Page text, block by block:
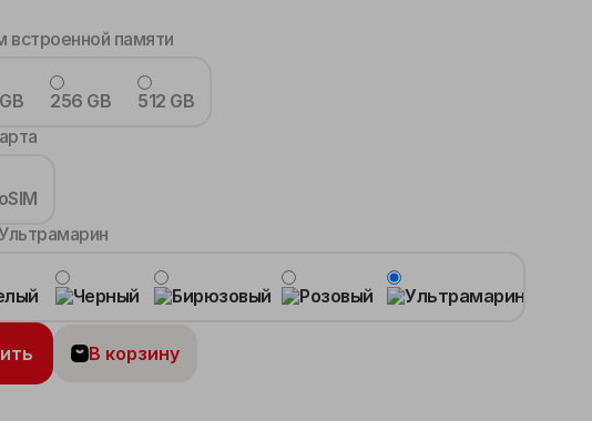
встроенной памяти
256 GB
512 GB
В корзину